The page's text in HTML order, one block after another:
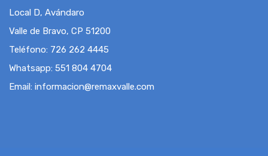
Local D, Avándaro
Valle de Bravo, CP 51200
Teléfono: 726 262 4445
Whatsapp: 551 804 4704
Email: informacion@remaxvalle.com